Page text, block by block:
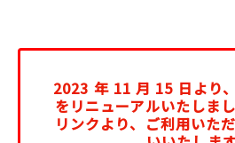
2023 年 11 月 15 日より
をリニューアルいたしま
リンクより、ご利用いた